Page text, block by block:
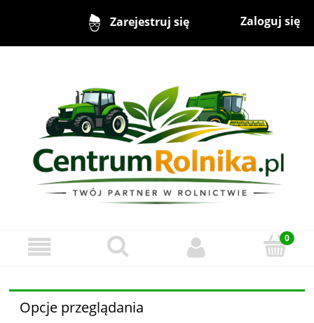
Zarejestruj się Zaloguj się
Opcje przeglądania